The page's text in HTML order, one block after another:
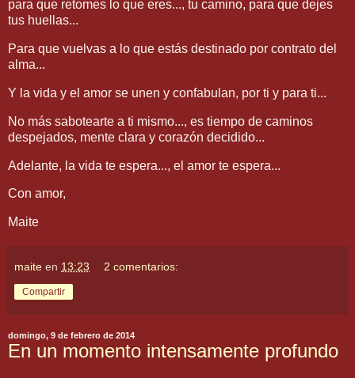
para que retomes lo que eres..., tu camino, para que dejes
tus huellas...
Para que vuelvas a lo que estás destinado por contrato del
alma...
Y la vida y el amor se unen y confabulan, por ti y para ti...
No más sabotearte a ti mismo..., es tiempo de caminos
despejados, mente clara y corazón decidido...
Adelante, la vida te espera..., el amor te espera...
Con amor,
Maite
maite en 13:23 2 comentarios:
Compartir
domingo, 9 de febrero de 2014
En un momento intensamente profundo